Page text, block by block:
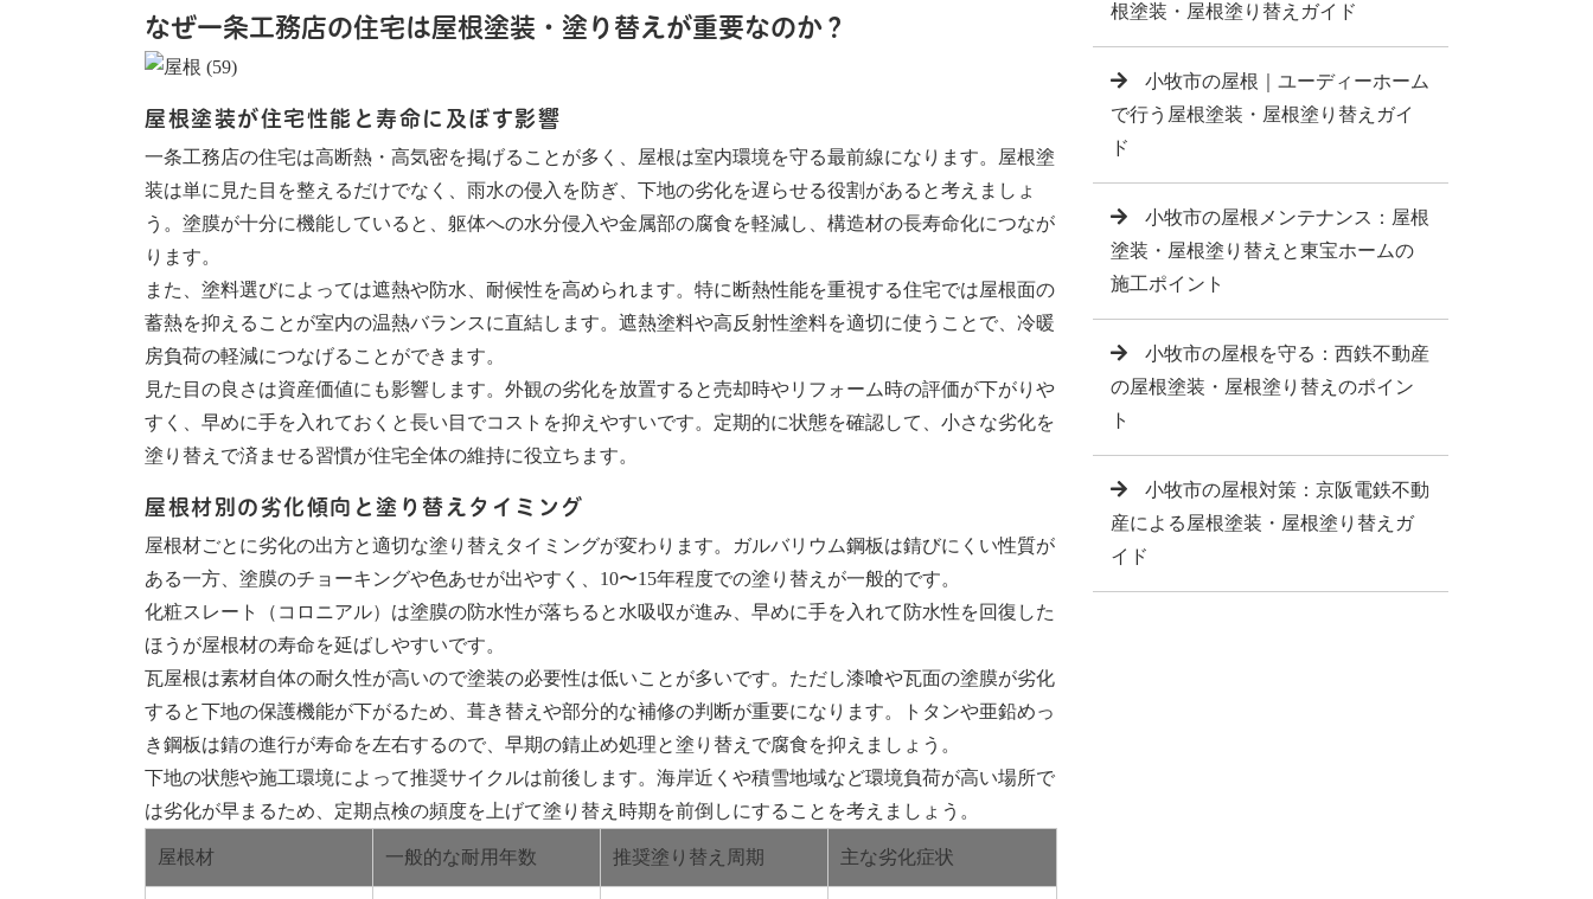
なぜ一条工務店の住宅は屋根塗装・塗り替えが重要なのか？
屋根塗装が住宅性能と寿命に及ぼす影響
一条工務店の住宅は高断熱・高気密を掲げることが多く、屋根は室内環境を守る最前線になります。屋根塗
装は単に見た目を整えるだけでなく、雨水の侵入を防ぎ、下地の劣化を遅らせる役割があると考えましょ
う。塗膜が十分に機能していると、躯体への水分侵入や金属部の腐食を軽減し、構造材の長寿命化につなが
ります。
また、塗料選びによっては遮熱や防水、耐候性を高められます。特に断熱性能を重視する住宅では屋根面の
蓄熱を抑えることが室内の温熱バランスに直結します。遮熱塗料や高反射性塗料を適切に使うことで、冷暖
房負荷の軽減につなげることができます。
見た目の良さは資産価値にも影響します。外観の劣化を放置すると売却時やリフォーム時の評価が下がりや
すく、早めに手を入れておくと長い目でコストを抑えやすいです。定期的に状態を確認して、小さな劣化を
塗り替えで済ませる習慣が住宅全体の維持に役立ちます。
屋根材別の劣化傾向と塗り替えタイミング
屋根材ごとに劣化の出方と適切な塗り替えタイミングが変わります。ガルバリウム鋼板は錆びにくい性質が
ある一方、塗膜のチョーキングや色あせが出やすく、10〜15年程度での塗り替えが一般的です。
化粧スレート（コロニアル）は塗膜の防水性が落ちると水吸収が進み、早めに手を入れて防水性を回復した
ほうが屋根材の寿命を延ばしやすいです。
瓦屋根は素材自体の耐久性が高いので塗装の必要性は低いことが多いです。ただし漆喰や瓦面の塗膜が劣化
すると下地の保護機能が下がるため、葺き替えや部分的な補修の判断が重要になります。トタンや亜鉛めっ
き鋼板は錆の進行が寿命を左右するので、早期の錆止め処理と塗り替えで腐食を抑えましょう。
下地の状態や施工環境によって推奨サイクルは前後します。海岸近くや積雪地域など環境負荷が高い場所で
は劣化が早まるため、定期点検の頻度を上げて塗り替え時期を前倒しにすることを考えましょう。
屋根材 一般的な耐用年数 推奨塗り替え周期 主な劣化症状
根塗装・屋根塗り替えガイド
小牧市の屋根｜ユーディーホーム
で行う屋根塗装・屋根塗り替えガイ
ド
小牧市の屋根メンテナンス：屋根
塗装・屋根塗り替えと東宝ホームの
施工ポイント
小牧市の屋根を守る：西鉄不動産
の屋根塗装・屋根塗り替えのポイン
ト
小牧市の屋根対策：京阪電鉄不動
産による屋根塗装・屋根塗り替えガ
イド